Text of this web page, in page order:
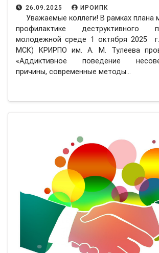
26.09.2025 ИРОИПК
Уважаемые коллеги! В рамках плана
профилактике деструктивного
молодежной среде 1 октября 2025
МСК) КРИРПО им. А. М. Тулеева
«Аддиктивное поведение
причины, современные методы…